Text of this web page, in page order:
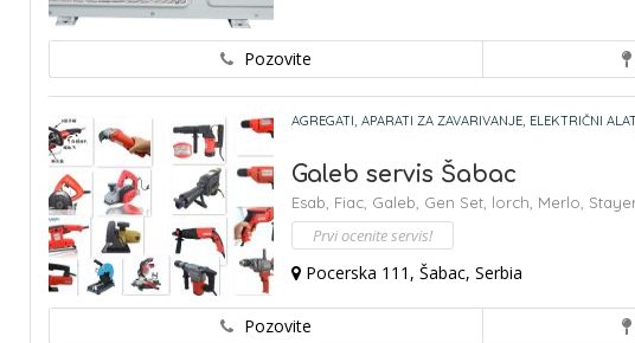
Pozovite
AGREGATI, APARATI ZA ZAVARIVANJE, ELEKTRIČNI
Galeb servis Šabac
Esab, Fiac, Galeb, Gen Set, lorch, Merlo,
Prvi ocenite servis!
Pocerska 111, Šabac, Serbia
Pozovite